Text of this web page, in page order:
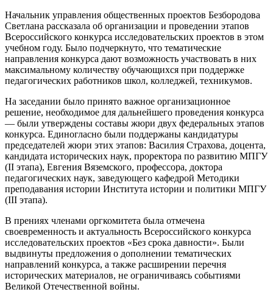
Начальник управления общественных проектов Безбородова
Светлана рассказала об организации и проведении этапов
Всероссийского конкурса исследовательских проектов в этом
учебном году. Было подчеркнуто, что тематические
направления конкурса дают возможность участвовать в них
максимальному количеству обучающихся при поддержке
педагогических работников школ, колледжей, техникумов.
На заседании было принято важное организационное
решение, необходимое для дальнейшего проведения конкурса
— были утверждены составы жюри двух федеральных этапов
конкурса. Единогласно были поддержаны кандидатуры
председателей жюри этих этапов: Василия Страхова, доцента,
кандидата исторических наук, проректора по развитию МПГУ
(II этапа), Евгения Вяземского, профессора, доктора
педагогических наук, заведующего кафедрой Методики
преподавания истории Института истории и политики МПГУ
(III этапа).
В прениях членами оргкомитета была отмечена
своевременность и актуальность Всероссийского конкурса
исследовательских проектов «Без срока давности». Были
выдвинуты предложения о дополнении тематических
направлений конкурса, а также расширении перечня
исторических материалов, не ограничиваясь событиями
Великой Отечественной войны.